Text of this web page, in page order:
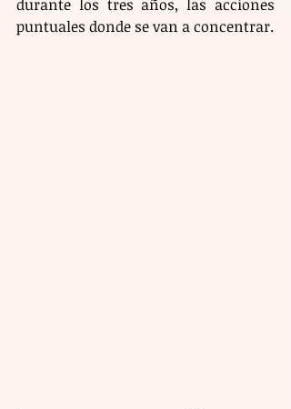
durante los tres años, las acciones
puntuales donde se van a concentrar.